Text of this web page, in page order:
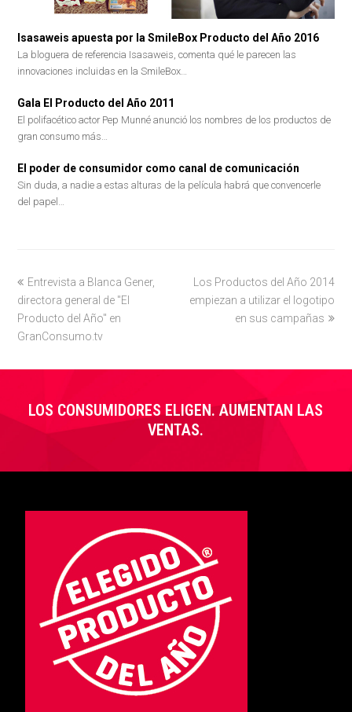
Isasaweis apuesta por la SmileBox Producto del Año 2016
La bloguera de referencia Isasaweis, comenta qué le parecen las
innovaciones incluidas en la SmileBox…
Gala El Producto del Año 2011
El polifacético actor Pep Munné anunció los nombres de los productos de
gran consumo más…
El poder de consumidor como canal de comunicación
Sin duda, a nadie a estas alturas de la película habrá que convencerle
del papel…
previous
post:
Entrevista a Blanca Gener,
directora general de "El
Producto del Año" en
GranConsumo.tv
next
post:
Los Productos del Año 2014
empiezan a utilizar el logotipo
en sus campañas
LOS CONSUMIDORES ELIGEN. AUMENTAN LAS
VENTAS.